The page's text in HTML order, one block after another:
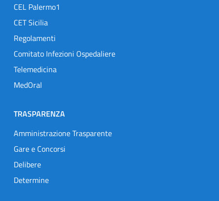
CEL Palermo1
CET Sicilia
Regolamenti
Comitato Infezioni Ospedaliere
Telemedicina
MedOral
TRASPARENZA
Amministrazione Trasparente
Gare e Concorsi
Delibere
Determine